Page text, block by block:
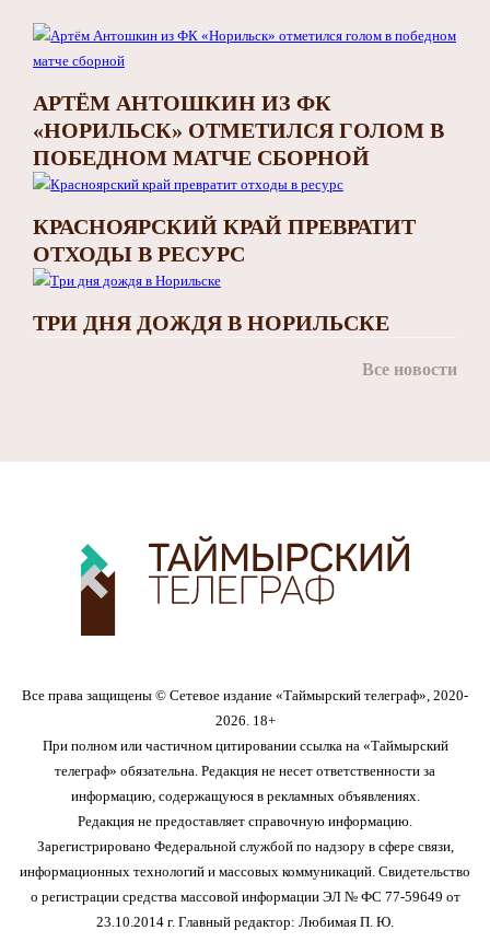
АРТЁМ АНТОШКИН ИЗ ФК
«НОРИЛЬСК» ОТМЕТИЛСЯ ГОЛОМ В
ПОБЕДНОМ МАТЧЕ СБОРНОЙ
КРАСНОЯРСКИЙ КРАЙ ПРЕВРАТИТ
ОТХОДЫ В РЕСУРС
ТРИ ДНЯ ДОЖДЯ В НОРИЛЬСКЕ
Все новости
Все права защищены © Сетевое издание «Таймырский телеграф», 2020-
2026. 18+
При полном или частичном цитировании ссылка на «Таймырский
телеграф» обязательна. Редакция не несет ответственности за
информацию, содержащуюся в рекламных объявлениях.
Редакция не предоставляет справочную информацию.
Зарегистрировано Федеральной службой по надзору в сфере связи,
информационных технологий и массовых коммуникаций. Свидетельство
о регистрации средства массовой информации ЭЛ № ФС 77-59649 от
23.10.2014 г. Главный редактор: Любимая П. Ю.